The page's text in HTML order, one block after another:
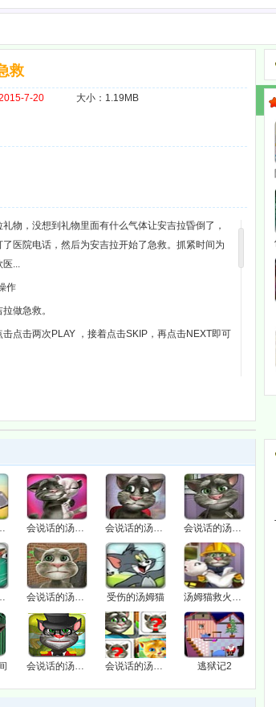
救
7-20
大小：1.19MB
物，没想到礼物里面有什么气体让安吉拉昏倒了，
医院电话，然后为安吉拉开始了急救。抓紧时间为
医...
作
做急救。
点击两次PLAY ，接着点击SKIP，再点击NEXT即可
女友 会说话的汤姆猫过情人节 会说话的汤姆猫3 会说话的汤姆猫高清版
护车上 会说话的汤姆猫 受伤的汤姆猫 汤姆猫救火队员
会说话的汤姆猫换装 会说话的汤姆猫翻翻看看 逃狱记2